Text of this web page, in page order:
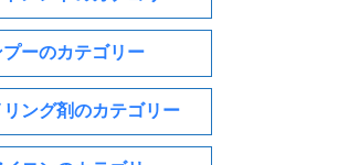
プーのカテゴリー
リング剤のカテゴリー